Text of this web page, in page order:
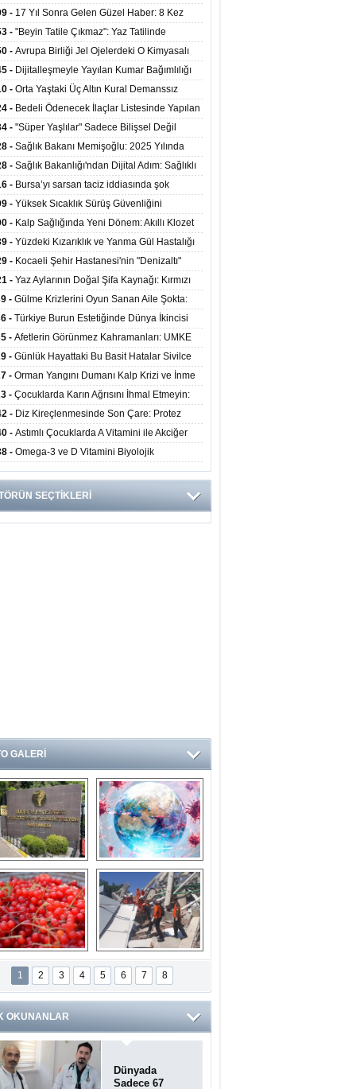
Yetmezliği Çıktı: 17 Yıl Sonra Nakille
Tutundu
- 17 Yıl Sonra Gelen Güzel Haber: 8 Kez
Hastaya 9'uncu Çağrıda Nakil Yapıldı
- "Beyin Tatile Çıkmaz": Yaz Tatilinde
Yüzde 39'u Unutulabiliyor
- Avrupa Birliği Jel Ojelerdeki O Kimyasalı
Kısırlık ve Alerji Riski Uyarısı
- Dijitalleşmeyle Yayılan Kumar Bağımlılığı
ve Aileyi Yıkıma Uğratıyor
- Orta Yaştaki Üç Altın Kural Demanssız
13 Yıl Uzatabiliyor
- Bedeli Ödenecek İlaçlar Listesinde Yapılan
Hakkında Duyuru 2026/30
- "Süper Yaşlılar" Sadece Bilişsel Değil
Olarak da Daha Sağlıklı Yaşıyor
- Sağlık Bakanı Memişoğlu: 2025 Yılında
Aşkın Kişiye Emzirme Eğitimi Verildi
- Sağlık Bakanlığı'ndan Dijital Adım: Sağlıklı
Merkezlerinde Uzaktan Sağlık Hizmeti
- Bursa’yı sarsan taciz iddiasında şok
- Yüksek Sıcaklık Sürüş Güvenliğini
40 Derecede Güvenli Sürüş Süresi 53
İniyor
- Kalp Sağlığında Yeni Dönem: Akıllı Klozet
30 Saniyede Ritim Bozukluğunu Tespit
- Yüzdeki Kızarıklık ve Yanma Gül Hastalığı
Belirtisi Olabilir
- Kocaeli Şehir Hastanesi'nin "Denizaltı"
Ünitesi Hastalara Umut Oluyor
- Yaz Aylarının Doğal Şifa Kaynağı: Kırmızı
Bağışıklığı ve Kalbi Koruyor
- Gülme Krizlerini Oyun Sanan Aile Şokta:
Çocuk 8 Kez Felç Geçirdi
- Türkiye Burun Estetiğinde Dünya İkincisi
- Afetlerin Görünmez Kahramanları: UMKE
Görev Başında
- Günlük Hayattaki Bu Basit Hatalar Sivilce
Tetikliyor
- Orman Yangını Dumanı Kalp Krizi ve İnme
Artırıyor
- Çocuklarda Karın Ağrısını İhmal Etmeyin:
Habercisi Olabilir
- Diz Kireçlenmesinde Son Çare: Protez
İle Yaşam Kalitesi Artıyor
- Astımlı Çocuklarda A Vitamini ile Akciğer
Arasında Bağlantı Bulundu
- Omega-3 ve D Vitamini Biyolojik
Yavaşlatabilir
SEÇTİKLERİ
GALERİ
burası da bir
devlet hastanesi
14 soruda
Koronavirüs
hakkında kendinizi
test edin...
meyvesi
koruyor
Endonezya’daki
deprem: Ölü sayısı
bin 203'e yükseldi
1 2 3 4 5 6 7 8
OKUNANLAR
Dünyada
Sadece 67